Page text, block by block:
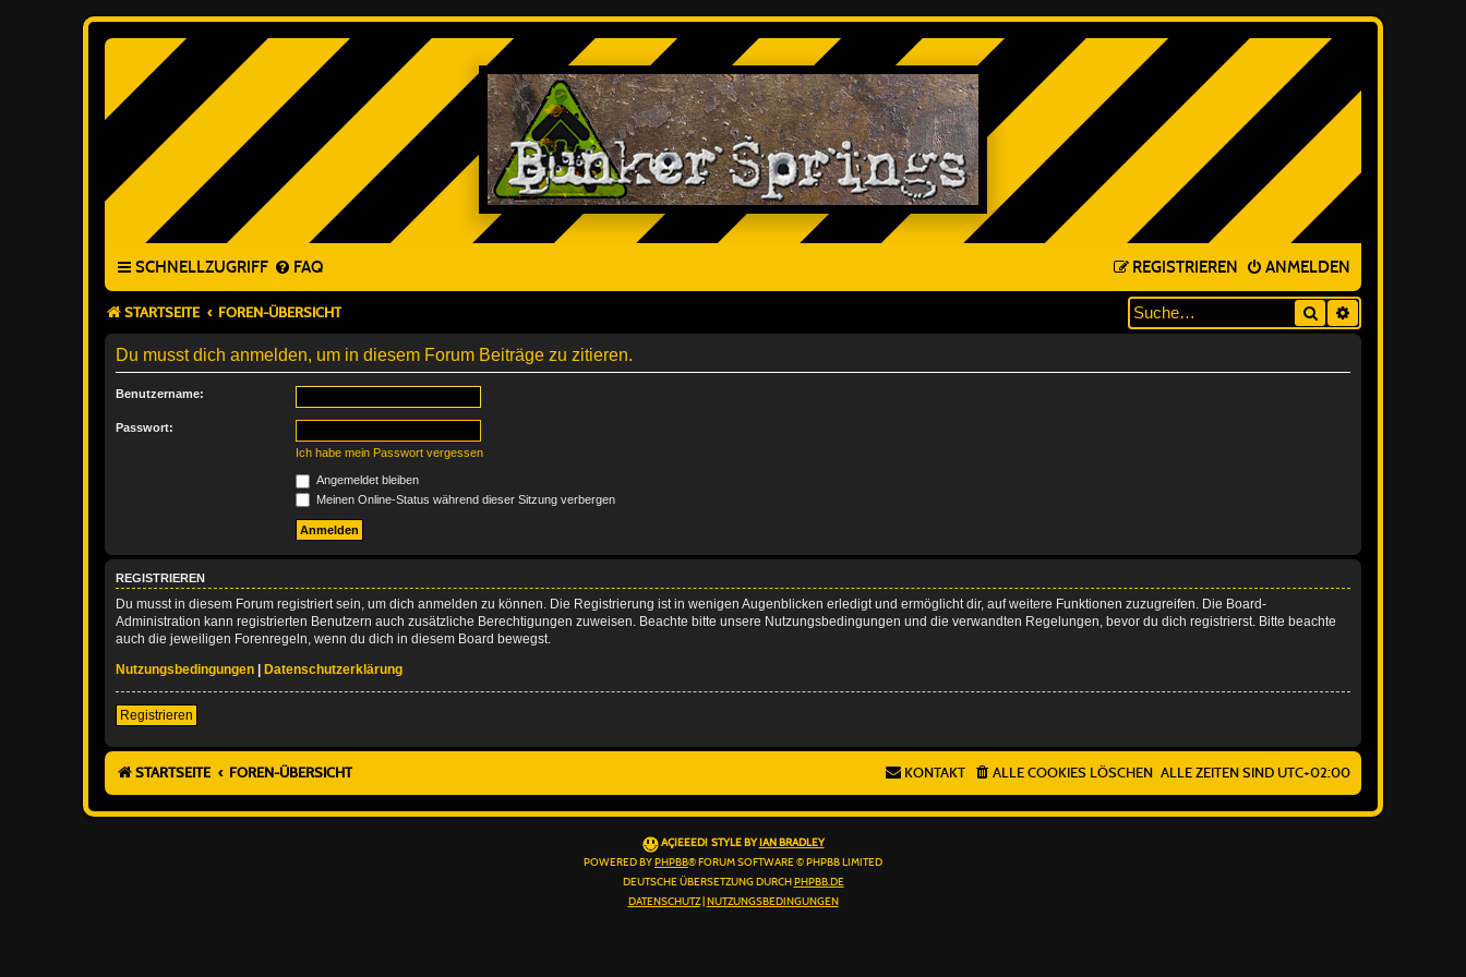
SCHNELLZUGRIFF FAQ ANMELDEN
REGISTRIEREN
STARTSEITE FOREN-ÜBERSICHT Suche
Du musst dich anmelden, um in diesem Forum Beiträge zu zitieren.
Benutzername:
Passwort:
Ich habe mein Passwort vergessen
Angemeldet bleiben
Meinen Online-Status während dieser Sitzung verbergen
REGISTRIEREN
Du musst in diesem Forum registriert sein, um dich anmelden zu können. Die Registrierung ist in wenigen Augenblicken erledigt und ermöglicht dir, auf weitere Funktionen zuzugreifen. Die Board-
Administration kann registrierten Benutzern auch zusätzliche Berechtigungen zuweisen. Beachte bitte unsere Nutzungsbedingungen und die verwandten Regelungen, bevor du dich registrierst. Bitte beachte
auch die jeweiligen Forenregeln, wenn du dich in diesem Board bewegst.
Nutzungsbedingungen | Datenschutzerklärung
Registrieren
STARTSEITE FOREN-ÜBERSICHT ALLE ZEITEN SIND UTC+02:00
ALLE COOKIES LÖSCHEN
KONTAKT
AÇIEEED! STYLE BY IAN BRADLEY
POWERED BY PHPBB® FORUM SOFTWARE © PHPBB LIMITED
DEUTSCHE ÜBERSETZUNG DURCH PHPBB.DE
DATENSCHUTZ| NUTZUNGSBEDINGUNGEN